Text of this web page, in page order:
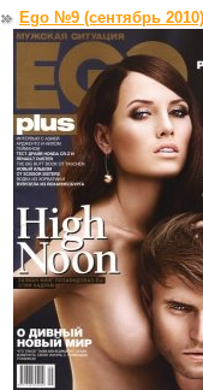
Ego №9 (сентябрь 2010)